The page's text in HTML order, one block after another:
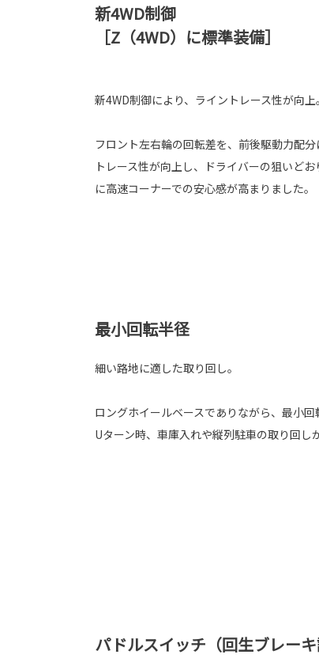
新4WD制御
［Z（4WD）に標準装備］
新4WD制御により、ライントレース性が向上。
フロント左右輪の回転差を、前後駆動力配
トレース性が向上し、ドライバーの狙いど
に高速コーナーでの安心感が高まりました。
最小回転半径
細い路地に適した取り回し。
ロングホイールベースでありながら、最小
Uターン時、車庫入れや縦列駐車の取り回し
パドルスイッチ（回生ブレーキ